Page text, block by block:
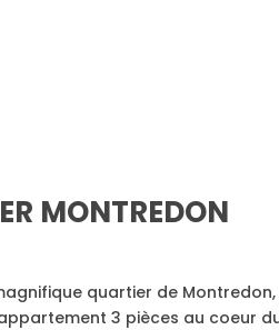
MONTREDON
quartier de Montredon,
3 pièces au coeur